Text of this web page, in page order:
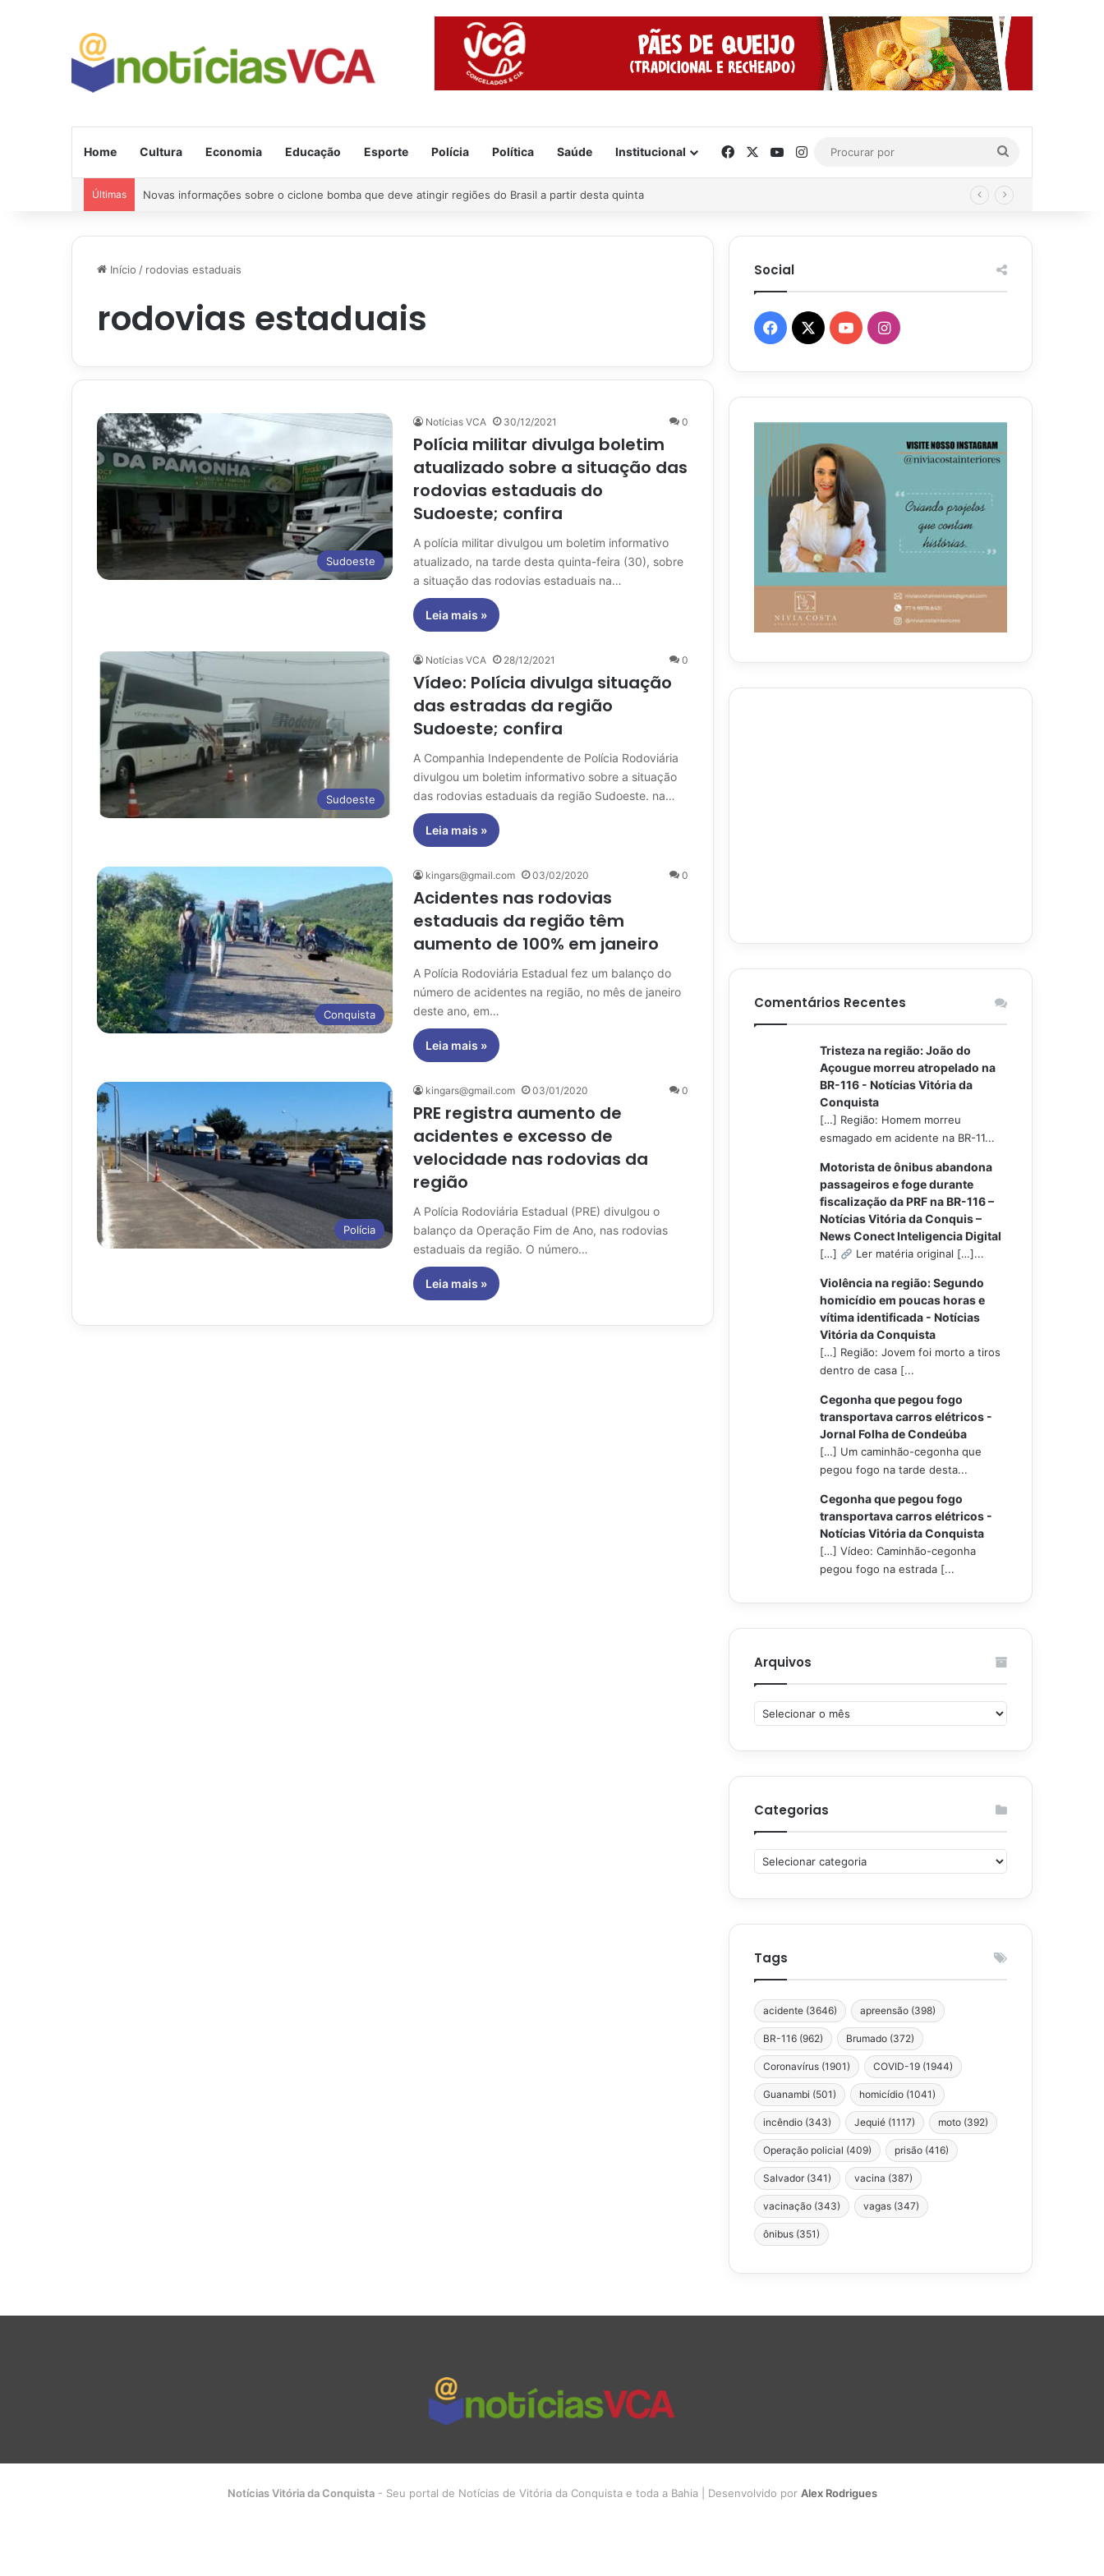
Home Cultura Economia Educação Esporte Polícia Política Saúde Institucional FacebookYouTube
Instagram
por
Últimas Região: Briga com machado quase acaba em tragédia
Início / rodovias estaduais
rodovias estaduais
Sudoeste
Notícias VCA 30/12/2021 0
Polícia militar divulga boletim
atualizado sobre a situação das
rodovias estaduais do
Sudoeste; confira
A polícia militar divulgou um boletim informativo
atualizado, na tarde desta quinta-feira (30), sobre
a situação das rodovias estaduais na…
Leia mais »
Sudoeste
Notícias VCA 28/12/2021 0
Vídeo: Polícia divulga situação
das estradas da região
Sudoeste; confira
A Companhia Independente de Polícia Rodoviária
divulgou um boletim informativo sobre a situação
das rodovias estaduais da região Sudoeste. na…
Leia mais »
Conquista
kingars@gmail.com 03/02/2020 0
Acidentes nas rodovias
estaduais da região têm
aumento de 100% em janeiro
A Polícia Rodoviária Estadual fez um balanço do
número de acidentes na região, no mês de janeiro
deste ano, em…
Leia mais »
Polícia
kingars@gmail.com 03/01/2020 0
PRE registra aumento de
acidentes e excesso de
velocidade nas rodovias da
região
A Polícia Rodoviária Estadual (PRE) divulgou o
balanço da Operação Fim de Ano, nas rodovias
estaduais da região. O número…
Leia mais »
Social
Facebook
X YouTubeInstagram
Comentários Recentes
Tristeza na região: João do
Açougue morreu atropelado na
BR-116 - Notícias Vitória da
Conquista
[…] Região: Homem morreu
esmagado em acidente na BR-11...
Motorista de ônibus abandona
passageiros e foge durante
fiscalização da PRF na BR-116 –
Notícias Vitória da Conquis –
News Conect Inteligencia Digital
[…] Ler matéria original […]...
Violência na região: Segundo
homicídio em poucas horas e
vítima identificada - Notícias
Vitória da Conquista
[…] Região: Jovem foi morto a tiros
dentro de casa [...
Cegonha que pegou fogo
transportava carros elétricos -
Jornal Folha de Condeúba
[…] Um caminhão-cegonha que
pegou fogo na tarde desta...
Cegonha que pegou fogo
transportava carros elétricos -
Notícias Vitória da Conquista
[…] Vídeo: Caminhão-cegonha
pegou fogo na estrada [...
Arquivos
Arquivos
Categorias
Categorias
Tags
acidente (3646) apreensão (398)
BR-116 (962) Brumado (372)
Coronavírus (1901) COVID-19 (1944)
Guanambi (501) homicídio (1041)
incêndio (343) Jequié (1117) moto (392)
Operação policial (409) prisão (416)
Salvador (341) vacina (387)
vacinação (343) vagas (347)
ônibus (351)
Notícias Vitória da Conquista- Seu portal de Notícias de Vitória da Conquista e toda a Bahia | Desenvolvido por Alex Rodrigues